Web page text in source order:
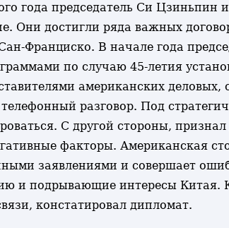
года председатель Си Цзиньпин
Они достигли ряда важных
Франциско. В начале года
по случаю 45-летия
американских деловых,
разговор. Под
С другой стороны,
факторы. Американская
заявлениями и совершает
и подрывающие интересы Китая.
констатировал дипломат.